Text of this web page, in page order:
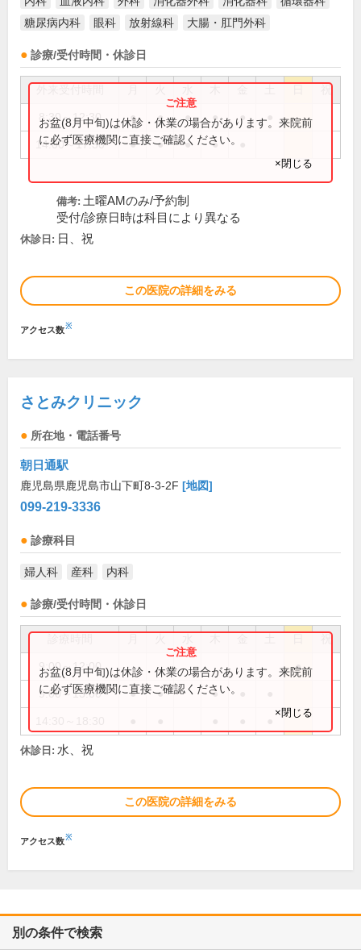
糖尿病内科
眼科 放射線科 大腸・肛門外科
診療/受付時間・休診日
祝
8:30～12:30 ● ● ● ● ●
14:00～17:30 ● ● ● ●
お盆(8月中旬)は休診・休業の場合があります。来院前
に必ず医療機関に直接ご確認ください。
×閉じる
備考: 土曜AMのみ/予約制
受付/診療日時は科目により異なる
休診日: 日、祝
この医院の詳細をみる
アクセス数※
さとみクリニック
所在地・電話番号
朝日通駅
鹿児島県鹿児島市山下町8-3-2F [地図]
099-219-3336
診療科目
婦人科 産科 内科
診療/受付時間・休診日
祝
9:00～12:00 ●
9:00～13:00 ● ● ●
お盆(8月中旬)は休診・休業の場合があります。来院前
に必ず医療機関に直接ご確認ください。
×閉じる
休診日: 水、祝
この医院の詳細をみる
アクセス数※
別の条件で検索